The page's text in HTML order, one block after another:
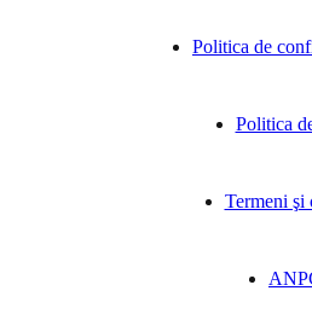
Politica de
Politica
Termeni şi